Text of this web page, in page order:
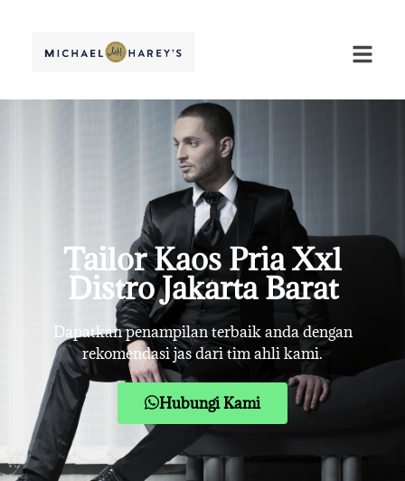
Tailor Kaos Pria Xxl
Distro Jakarta Barat
Dapatkan penampilan terbaik anda dengan
rekomendasi jas dari tim ahli kami.
Hubungi Kami